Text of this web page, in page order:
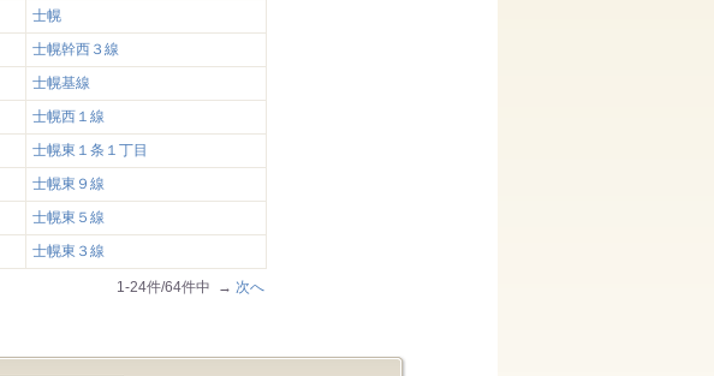
士幌
士幌幹西３線
士幌基線
士幌西１線
士幌東１条１丁目
士幌東９線
士幌東５線
士幌東３線
1-24件/64件中 → 次へ